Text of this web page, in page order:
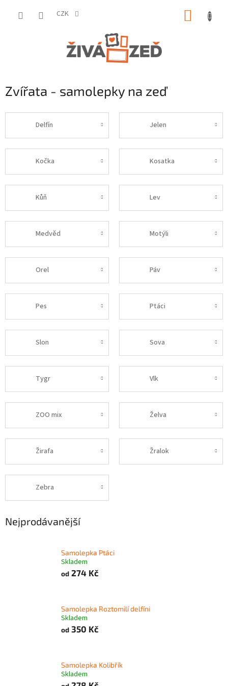
CZK
Zvířata - samolepky na zeď
Delfín Jelen
Kočka Kosatka
Kůň Lev
Medvěd Motýli
Orel Páv
Pes Ptáci
Slon Sova
Tygr Vlk
ZOO mix Želva
Žirafa Žralok
Zebra
Nejprodávanější
Samolepka Ptáci
Skladem
od 274 Kč
Samolepka Roztomilí delfíni
Skladem
od 350 Kč
Samolepka Kolibřík
Skladem